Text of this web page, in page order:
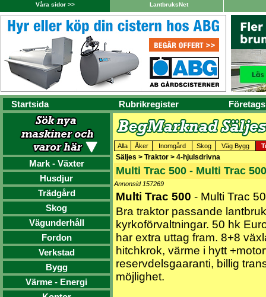
Våra sidor >> LantbruksNet
Startsida Rubrikregister
Mark - Växter
Husdjur
Trädgård
Skog
Vägunderhåll
Fordon
Verkstad
Bygg
Värme - Energi
Alla Åker Inomgård Skog Väg Bygg
Säljes > Traktor > 4-hjulsdrivna
Multi Trac 500 - Multi Trac
Annonsid 157269
Multi Trac 500 - Multi Trac
Bra traktor passande
kyrkoförvaltningar. 50 hk
har extra uttag fram. 8+8
hitchkrok, värme i hytt
reservdelsgaaranti, billig
möjlighet.